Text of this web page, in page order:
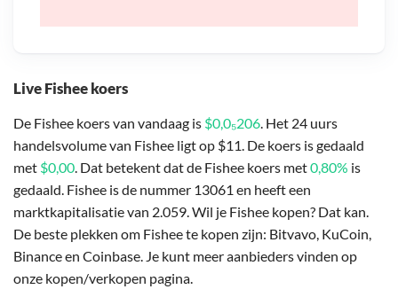
Live Fishee koers
De Fishee koers van vandaag is $0,0₅206. Het 24 uurs
handelsvolume van Fishee ligt op $11. De koers is gedaald
met $0,00. Dat betekent dat de Fishee koers met0,80% is
gedaald. Fishee is de nummer 13061 en heeft een
marktkapitalisatie van 2.059. Wil je Fishee kopen? Dat kan.
De beste plekken om Fishee te kopen zijn: Bitvavo, KuCoin,
Binance en Coinbase. Je kunt meer aanbieders vinden op
onze kopen/verkopen pagina.